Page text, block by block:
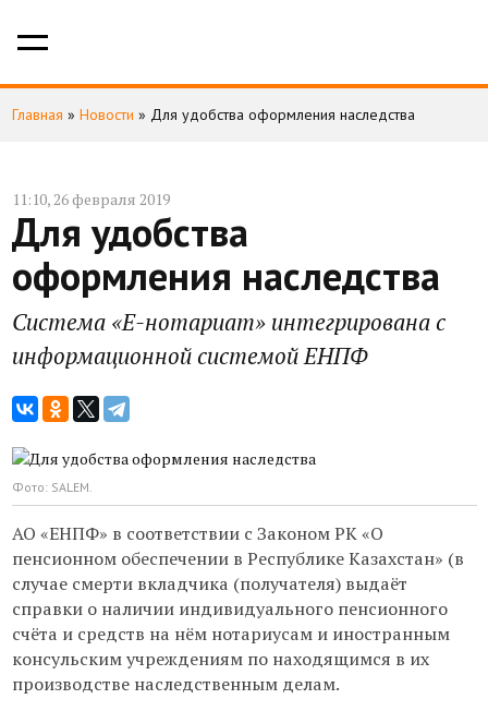
Главная » Новости » Для удобства оформления наследства
11:10, 26 февраля 2019
Для удобства
оформления наследства
Система «Е-нотариат» интегрирована с
информационной системой ЕНПФ
Фото: SALEM.
АО «ЕНПФ» в соответствии с Законом РК «О
пенсионном обеспечении в Республике Казахстан» (в
случае смерти вкладчика (получателя) выдаёт
справки о наличии индивидуального пенсионного
счёта и средств на нём нотариусам и иностранным
консульским учреждениям по находящимся в их
производстве наследственным делам.